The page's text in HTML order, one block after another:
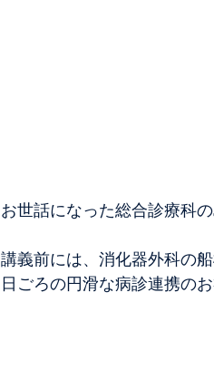
お世話になった総合診療科
講義前には、消化器外科の
日ごろの円滑な病診連携の